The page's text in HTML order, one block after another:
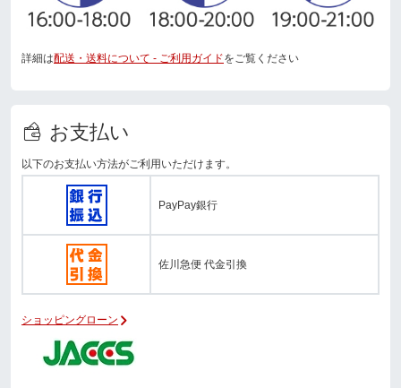
詳細は配送・送料について - ご利用ガイドをご覧ください
お支払い
以下のお支払い方法がご利用いただけます。
PayPay銀行
佐川急便 代金引換
ショッピングローン